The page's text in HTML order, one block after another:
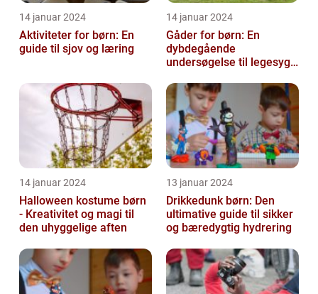
14 januar 2024
Aktiviteter for børn: En
guide til sjov og læring
14 januar 2024
Gåder for børn: En
dybdegående
undersøgelse til legesyge
14 januar 2024
Halloween kostume børn
- Kreativitet og magi til
den uhyggelige aften
13 januar 2024
Drikkedunk børn: Den
ultimative guide til sikker
og bæredygtig hydrering